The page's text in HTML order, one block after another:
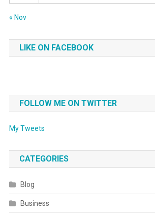
« Nov
LIKE ON FACEBOOK
FOLLOW ME ON TWITTER
My Tweets
CATEGORIES
Blog
Business